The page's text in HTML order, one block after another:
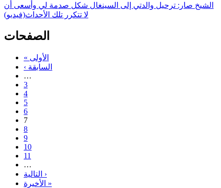
الشيخ صار: ترحيل والدتي إلى السينغال شكل صدمة لي وأسعى أن
لا تتكرر تلك الأحداث(فيديو)
الصفحات
« الأولى
‹ السابقة
…
3
4
5
6
7
8
9
10
11
…
التالية ›
الأخيرة »